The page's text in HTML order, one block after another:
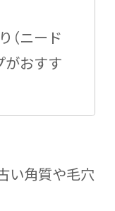
（ニード
がおすす
い角質や毛穴